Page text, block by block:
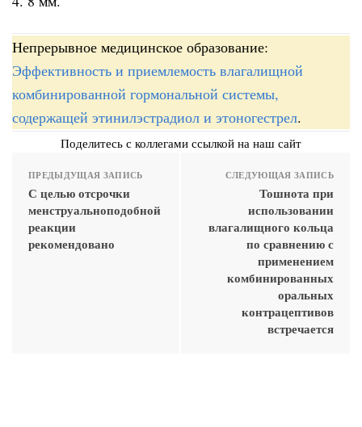
Непрерывное медицинское образование:
Эффективность и приемлемость влагалищной
комбинированной гормональной системы,
содержащей этинилэстрадиол и этоногестрел.
Поделитесь с коллегами ссылкой на наш сайт
ПРЕДЫДУЩАЯ ЗАПИСЬ
С целью отсрочки
менструальноподобной
реакции
рекомендовано
СЛЕДУЮЩАЯ ЗАПИСЬ
Тошнота при
использовании
влагалищного кольца
по сравнению с
применением
комбинированных
оральных
контрацептивов
встречается